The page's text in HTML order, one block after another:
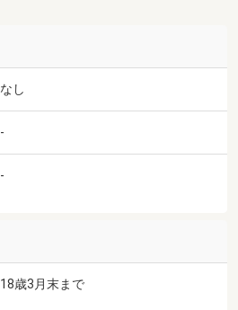
なし
-
-
18歳3月末まで